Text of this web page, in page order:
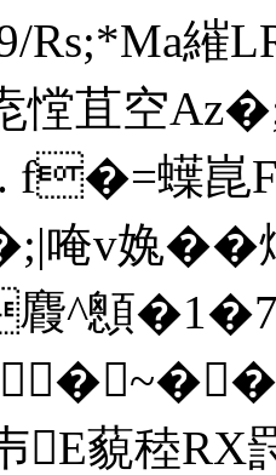
Rs;*Ma繀
苴空
蠂崑Fj
唵v婏�
顖�1�7跌
E藐稑